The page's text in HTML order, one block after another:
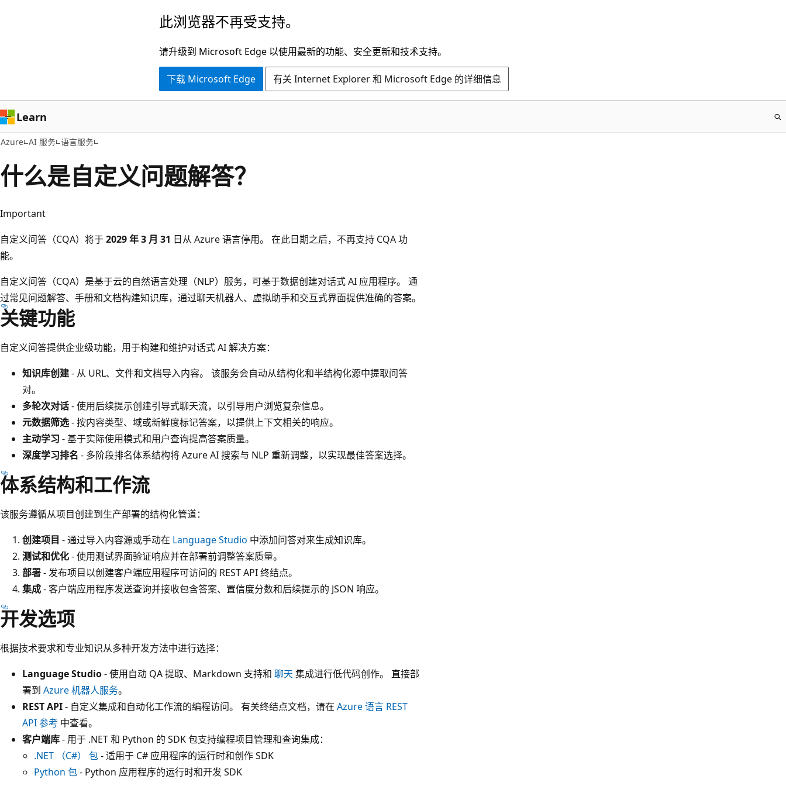
容
此浏览器不再受支持。
请升级到 Microsoft Edge 以使用最新的功能、安全更新和技术支持。
下载 Microsoft Edge 有关 Internet Explorer 和 Microsoft Edge 的详细信息
Learn
Azure AI 服务 语言服务
什么是自定义问题解答？
Important
自定义问答（CQA）将于2029 年 3 月 31 日从 Azure 语言停用。 在此日期之后，不再支持 CQA 功
能。
自定义问答（CQA）是基于云的自然语言处理（NLP）服务，可基于数据创建对话式 AI 应用程序。 通
过常见问题解答、手册和文档构建知识库，通过聊天机器人、虚拟助手和交互式界面提供准确的答案。
关键功能
自定义问答提供企业级功能，用于构建和维护对话式 AI 解决方案：
知识库创建- 从 URL、文件和文档导入内容。 该服务会自动从结构化和半结构化源中提取问答
对。
多轮次对话- 使用后续提示创建引导式聊天流，以引导用户浏览复杂信息。
元数据筛选- 按内容类型、域或新鲜度标记答案，以提供上下文相关的响应。
主动学习 - 基于实际使用模式和用户查询提高答案质量。
深度学习排名 - 多阶段排名体系结构将 Azure AI 搜索与 NLP 重新调整，以实现最佳答案选择。
体系结构和工作流
该服务遵循从项目创建到生产部署的结构化管道：
创建项目 - 通过导入内容源或手动在 Language Studio 中添加问答对来生成知识库。
测试和优化- 使用测试界面验证响应并在部署前调整答案质量。
部署- 发布项目以创建客户端应用程序可访问的 REST API 终结点。
集成- 客户端应用程序发送查询并接收包含答案、置信度分数和后续提示的 JSON 响应。
开发选项
根据技术要求和专业知识从多种开发方法中进行选择：
Language Studio- 使用自动 QA 提取、Markdown 支持和 聊天 集成进行低代码创作。 直接部
署到 Azure 机器人服务。
REST API- 自定义集成和自动化工作流的编程访问。 有关终结点文档，请在 Azure 语言 REST
API 参考 中查看。
客户端库- 用于 .NET 和 Python 的 SDK 包支持编程项目管理和查询集成：
.NET （C#） 包- 适用于 C# 应用程序的运行时和创作 SDK
Python 包- Python 应用程序的运行时和开发 SDK